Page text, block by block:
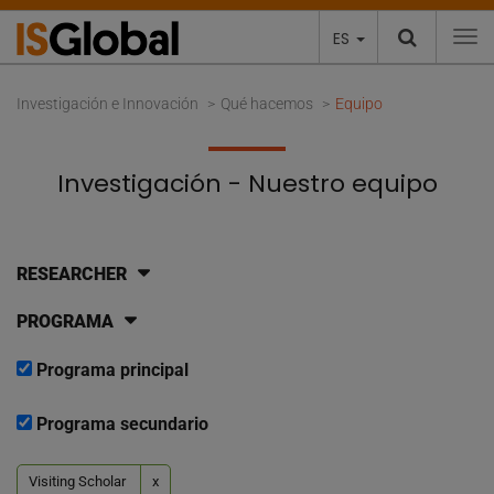
ES
Investigación e Innovación Qué hacemos Equipo
Investigación - Nuestro equipo
RESEARCHER
PROGRAMA
Programa principal
Programa secundario
Visiting Scholar x